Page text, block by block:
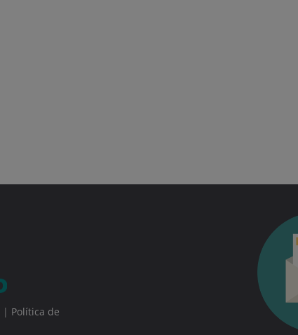
| Política de